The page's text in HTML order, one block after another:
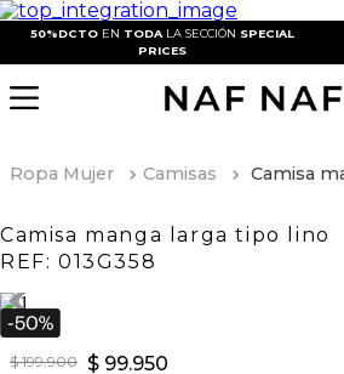
50%DCTO EN TODA LA SECCIÓN SPECIAL
PRICES
Ropa Mujer Camisas Camisa
Camisa manga larga tipo lino
REF: 013G358
$ 199.900 $ 99.950